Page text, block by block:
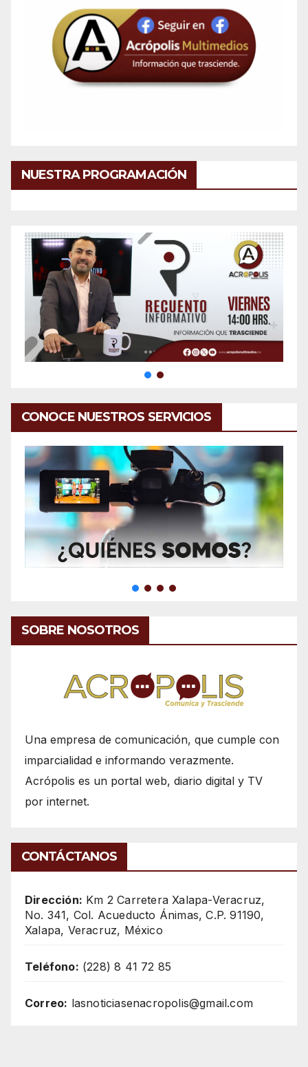
NUESTRA PROGRAMACIÓN
CONOCE NUESTROS SERVICIOS
SOBRE NOSOTROS
Una empresa de comunicación, que cumple con
imparcialidad e informando verazmente.
Acrópolis es un portal web, diario digital y TV
por internet.
CONTÁCTANOS
Dirección: Km 2 Carretera Xalapa-Veracruz,
No. 341, Col. Acueducto Ánimas, C.P. 91190,
Xalapa, Veracruz, México
Teléfono: (228) 8 41 72 85
Correo: lasnoticiasenacropolis@gmail.com